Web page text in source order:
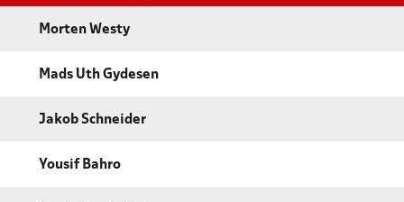
Morten Westy
Mads Uth Gydesen
Jakob Schneider
Yousif Bahro